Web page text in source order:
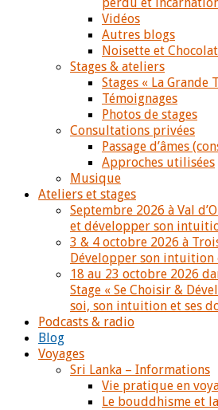
Vidéos
Autres blogs
Noisette et Chocolat
Stages & ateliers
Stages « La Grande
Témoignages
Photos de stages
Consultations privées
Passage d’âmes
Approches utilisées
Musique
Ateliers et stages
Septembre 2026 à Val
et développer son
3 & 4 octobre 2026 à
Développer son intuition
18 au 23 octobre 2026
Stage « Se Choisir &
soi, son intuition et ses
Podcasts & radio
Blog
Voyages
Sri Lanka – Informations
Vie pratique en
Le bouddhisme et